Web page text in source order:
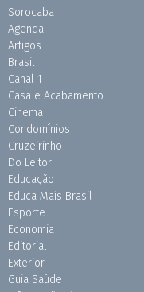
Sorocaba
Agenda
Artigos
Brasil
Canal 1
Casa e Acabamento
Cinema
Condomínios
Cruzeirinho
Do Leitor
Educação
Educa Mais Brasil
Esporte
Economia
Editorial
Exterior
Guia Saúde